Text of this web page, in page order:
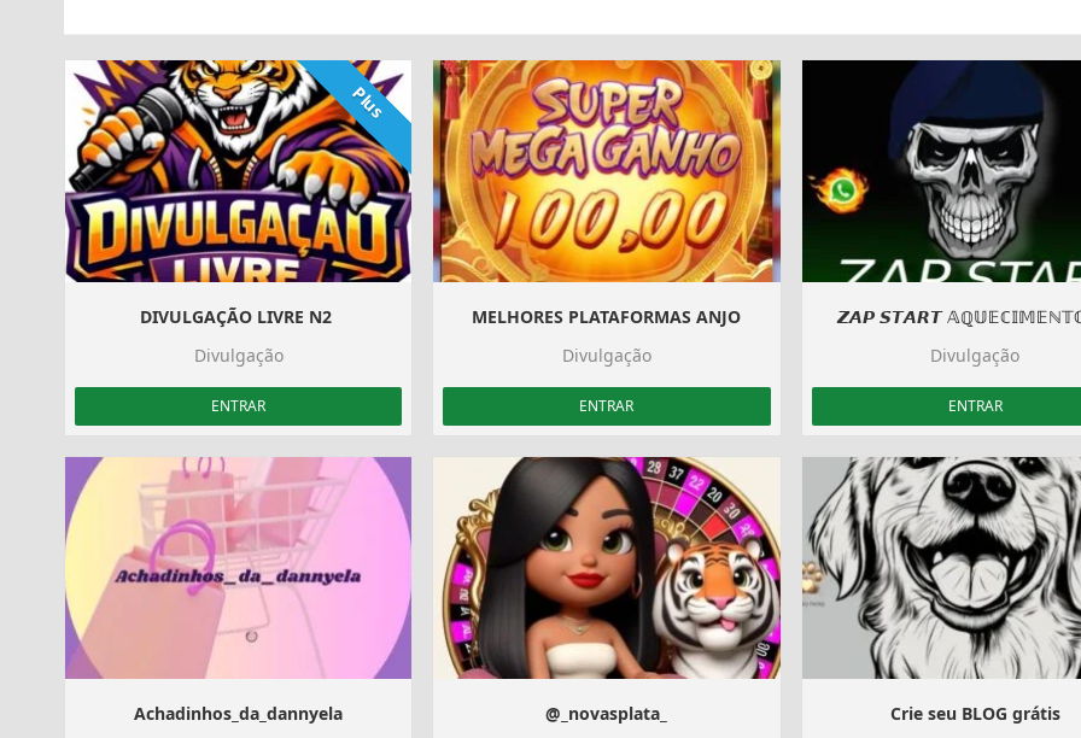
Plus
DIVULGAÇÃO LIVRE N2 ‍️
Divulgação
ENTRAR
MELHORES PLATAFORMAS ANJO
Divulgação
ENTRAR
𝙕𝘼𝙋 𝙎𝙏𝘼𝙍𝙏
Divulgação
ENTRAR
Achadinhos_da_dannyela
@_novasplata_
Crie seu BLOG grátis